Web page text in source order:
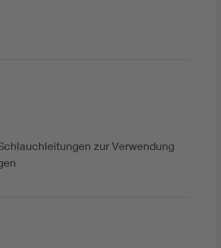
zur Verwendung